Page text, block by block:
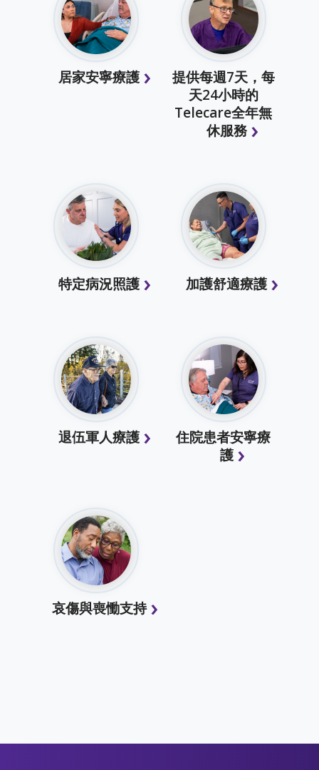
居家安寧療護
提供每週7天，每
天24小時的
Telecare全年無
休服務
特定病況照護 加護舒適療護
退伍軍人療護
住院患者安寧療
護
哀傷與喪慟支持